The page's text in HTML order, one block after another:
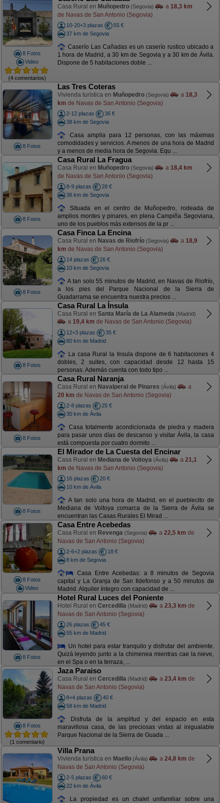
8 Fotos
Video
(4 comentarios)
Casa Rural en Muñopedro (Segovia) a 18,3 km
de Navas de San Antonio (Segovia)
10-20+3 plazas
55 €
37 km de Segovia
Caserío Las Cañadas es un caserío rustico ubicado a
1 hora de Madrid, a 30 km de Segovia y a 30 km de Ávila.
Dispone de 5 habitaciones doble ...
8 Fotos
Las Tres Coteras
Vivienda turística en Muñopedro (Segovia) a 18,3
km de Navas de San Antonio (Segovia)
2-12 plazas
36 €
38 km de Segovia
Casa amplia para 12 personas, con las máximas
comodidades y servicios. A menos de una hora de Madrid
y a menos de media hora de Segovia. Equ ...
8 Fotos
Casa Rural La Fragua
Casa Rural en Muñopedro (Segovia) a 18,4 km
de Navas de San Antonio (Segovia)
8-9 plazas
28 €
36 km de Segovia
Situada en el centro de Muñopedro, rodeada de
amplios montes y pinares, en plena Campiña Segoviana,
uno de los pueblos más extensos de la pr ...
8 Fotos
Casa Finca La Encina
Casa Rural en Navas de Riofrío (Segovia) a 18,9
km de Navas de San Antonio (Segovia)
14 plazas
26 €
10 km de Segovia
A tan solo 55 minutos de Madrid, en Navas de Riofrío,
a los pies del Parque Nacional de la Sierra de
Guadarrama se encuentra nuestra precios ...
8 Fotos
Casa Rural La Ínsula
Casa Rural en Santa María de La Alameda (Madrid)
a 19,4 km de Navas de San Antonio (Segovia)
12+3 plazas
35 €
80 km de Madrid
La casa Rural la Insula dispone de 6 habitaciones 4
dobles, 2 suites, con capacidad desde 12 hasta 15
personas. Además cuenta con todo tipo ...
8 Fotos
Casa Rural Naranja
Casa Rural en Navalperal de Pinares (Ávila)
a
20 km de Navas de San Antonio (Segovia)
2-8 plazas
25 €
30 km de Ávila
Casa totalmente acondicionada de piedra y madera
para pasar unos días de descanso y visitar Ávila, la casa
está compuesta por cuatro dormito ...
8 Fotos
El Mirador de La Cuesta del Encinar
Casa Rural en Mediana de Voltoya (Ávila) a 21,1
km de Navas de San Antonio (Segovia)
16 plazas
20 €
10 km de Ávila
A tan solo una hora de Madrid, en el pueblecito de
Mediana de Voltoya comarca de la Sierra de Ávila se
encuentran las Casas Rurales El Mirad ...
8 Fotos
Video
Casa Entre Acebedas
Casa Rural en Revenga (Segovia) a 22,5 km de
Navas de San Antonio (Segovia)
2-6+2 plazas
18 €
8 km de Segovia
Casa Entre Acebedas: a 8 minutos de Segovia
capital y La Granja de San Ildefonso y a 50 minutos de
Madrid. Alquiler íntegro con capacidad de ...
8 Fotos
Hotel Rural Luces del Poniente
Hotel Rural en Cercedilla (Madrid) a 23,3 km de
Navas de San Antonio (Segovia)
26 plazas
45 €
55 km de Madrid
Un hotel para estar tranquilo y disfrutar del ambiente.
Quizá leyendo junto a la chimenea mientras cae la nieve,
en el Spa o en la terraza, ...
8 Fotos
(1 comentario)
Jaza Paraiso
Casa Rural en Cercedilla (Madrid) a 23,4 km de
Navas de San Antonio (Segovia)
8+4 plazas
40 €
58 km de Madrid
Disfruta de la amplitud y del espacio en esta
maravillosa casa, de las preciosas vistas al inigualable
Parque Nacional de la Sierra de Guada ...
Villa Prana
Vivienda turística en Maello (Ávila) a 24,8 km de
Navas de San Antonio (Segovia)
2-5 plazas
60 €
22 km de Ávila
La propiedad es un chalet unifamiliar sobre una